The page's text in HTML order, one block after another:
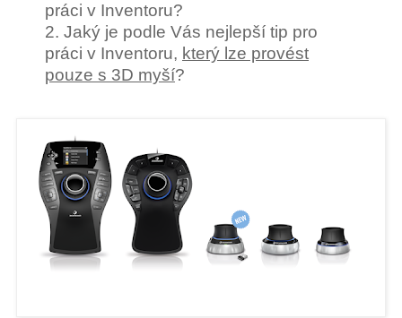
práci v Inventoru?
2. Jaký je podle Vás nejlepší tip pro
práci v Inventoru, který lze provést
pouze s 3D myší?